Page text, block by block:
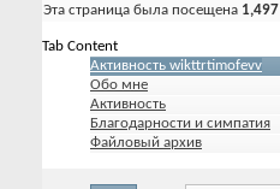
Эта страница была посещена 1,497
Tab Content
Активность wikttrtimofevv
Обо мне
Активность
Благодарности и симпатия
Файловый архив